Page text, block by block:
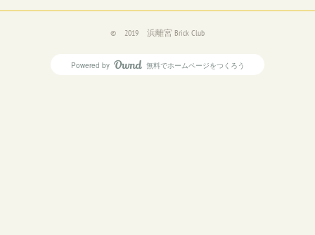
©️ 2019 浜離宮 Brick Club
Powered by AmebaOwnd
無料でホームページをつくろう